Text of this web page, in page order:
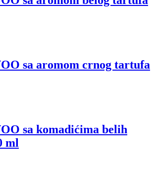
sa aromom crnog tartufa
sa komadićima belih
ml